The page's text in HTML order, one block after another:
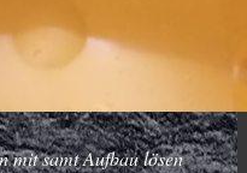
mit samt Aufbau lösen